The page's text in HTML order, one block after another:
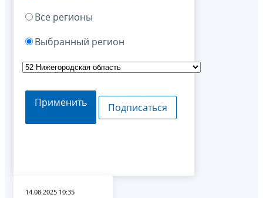
Все регионы
Выбранный регион
Применить Подписаться
14.08.2025 10:35